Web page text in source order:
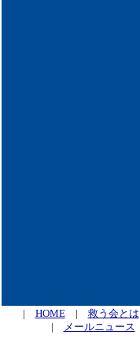
| HOME| 救う会とは
|
メールニュース